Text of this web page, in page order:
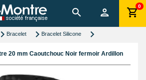
0
Bracelet Bracelet Silicone
20 mm Caoutchouc Noir fermoir Ardillon